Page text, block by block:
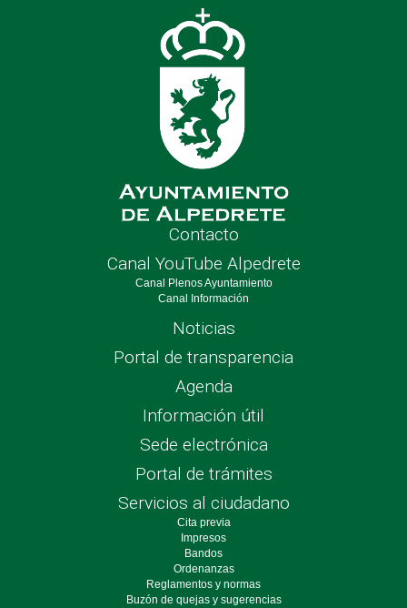
Contacto
Canal YouTube Alpedrete
Canal Plenos Ayuntamiento
Canal Información
Noticias
Portal de transparencia
Agenda
Información útil
Sede electrónica
Portal de trámites
Servicios al ciudadano
Cita previa
Impresos
Bandos
Ordenanzas
Reglamentos y normas
Buzón de quejas y sugerencias